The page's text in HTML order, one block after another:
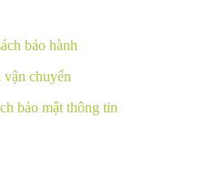
bảo hành
vận chuyển
bảo mật thông tin